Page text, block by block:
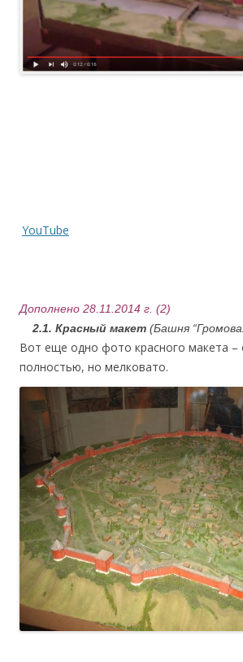
YouTube
Дополнено 28.11.2014 г. (2)
2.1. Красный макет (Башня
Вот еще одно фото красного макета –
полностью, но мелковато.